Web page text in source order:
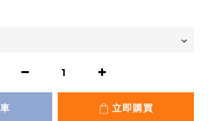
立即購買